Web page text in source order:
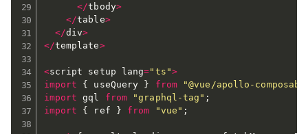
</tbody>
</table>
</div>
</template>
<script setup lang="ts">
import
{ useQuery } from
"@vue/apollo-
import gql from "graphql-tag" ;
import
{ ref } from "vue" ;